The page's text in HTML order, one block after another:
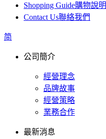
Shopping Guide購物說明
Contact Us聯絡我們
简
公司簡介
經營理念
品牌故事
經營策略
業務合作
最新消息